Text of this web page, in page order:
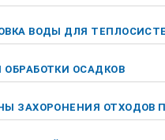
ВОДЫ ДЛЯ
ОСАДКОВ
ЗАХОРОНЕНИЯ ОТХОДОВ